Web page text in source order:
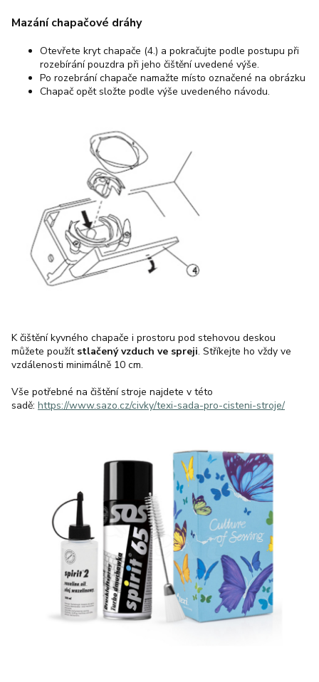
Mazání chapačové dráhy
Otevřete kryt chapače (4.) a pokračujte podle postupu při
rozebírání pouzdra při jeho čištění uvedené výše.
Po rozebrání chapače namažte místo označené na obrázku
Chapač opět složte podle výše uvedeného návodu.
K čištění kyvného chapače i prostoru pod stehovou deskou
můžete použít stlačený vzduch ve spreji. Stříkejte ho vždy ve
vzdálenosti minimálně 10 cm.
Vše potřebné na čištění stroje najdete v této
sadě: https://www.sazo.cz/civky/texi-sada-pro-cisteni-stroje/